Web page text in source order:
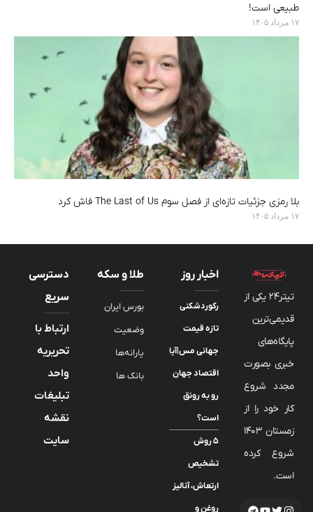
طبیعی است!
۱۷ مرداد ۱۴۰۵
بلا رمزی جزئیات تازه‌ای از فصل سوم The Last of Us فاش کرد
۱۷ مرداد ۱۴۰۵
تیتر24 یکی از
قدیمی‌ترین
پایگاه‌های
خبری بصورت
مجدد شروع
کار خود را از
زمستان 1403
شروع کرده
است.
اخبار روز
رکوردشکنی
تازه قیمت
جهانی مس|آیا
اقتصاد جهان
رو به رونق
است؟
۵ روش
تشخیص
ارتعاش، آنالیز
روغن و
طلا و سکه
بورس ایران
وضعیت
یارانه‌ها
بانک ها
دسترسی
سریع
ارتباط با
تحریریه
واحد
تبلیغات
نقشه
سایت